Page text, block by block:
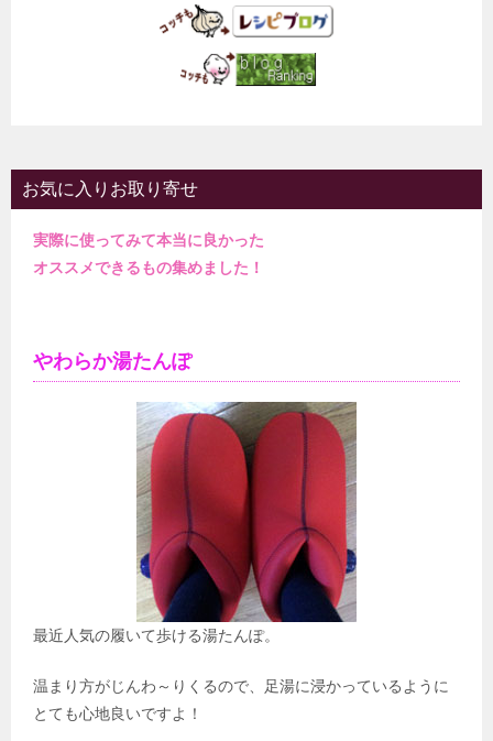
お気に入りお取り寄せ
実際に使ってみて本当に良かった
オススメできるもの集めました！
やわらか湯たんぽ
最近人気の履いて歩ける湯たんぽ。
温まり方がじんわ～りくるので、足湯に浸かっているように
とても心地良いですよ！